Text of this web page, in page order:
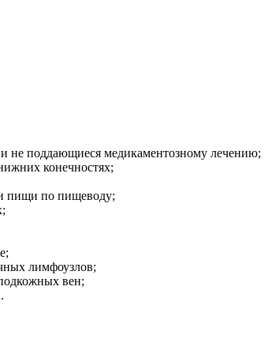
не поддающиеся медикаментозному лечению;
конечностях;
пищи по пищеводу;
лимфоузлов;
вен;